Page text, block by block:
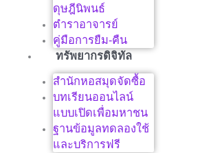
ดุษฎีนิพนธ์
ตำราอาจารย์
คู่มือการยืม-คืน
ทรัพยากรดิจิทัล
สำนักหอสมุดจัดซื้อ
บทเรียนออนไลน์
แบบเปิดเพื่อมหาชน
ฐานข้อมูลทดลองใช้
และบริการฟรี